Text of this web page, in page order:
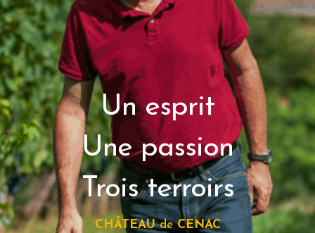
Un esprit
Une passion
Trois terroirs
CHÂTEAUdeCENAC